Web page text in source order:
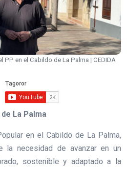
PP en el Cabildo de La Palma | CEDIDA
La Palma
en el Cabildo de La Palma,
la necesidad de avanzar en un
sostenible y adaptado a la